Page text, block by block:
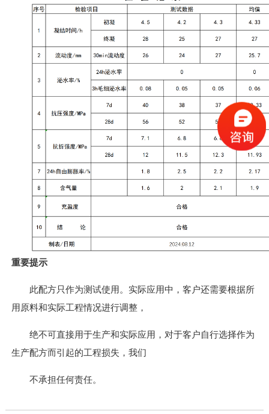
重要提示
此配方只作为测试使用。实际应用中，客户还需要根据所
用原料和实际工程情况进行调整，
绝不可直接用于生产和实际应用，对于客户自行选择作为
生产配方而引起的工程损失，我们
不承担任何责任。